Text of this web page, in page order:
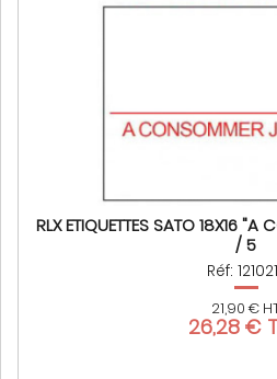
RLX ETIQUETTES SATO 18X16
/ 5
Réf:
21,90 €
26,28 €